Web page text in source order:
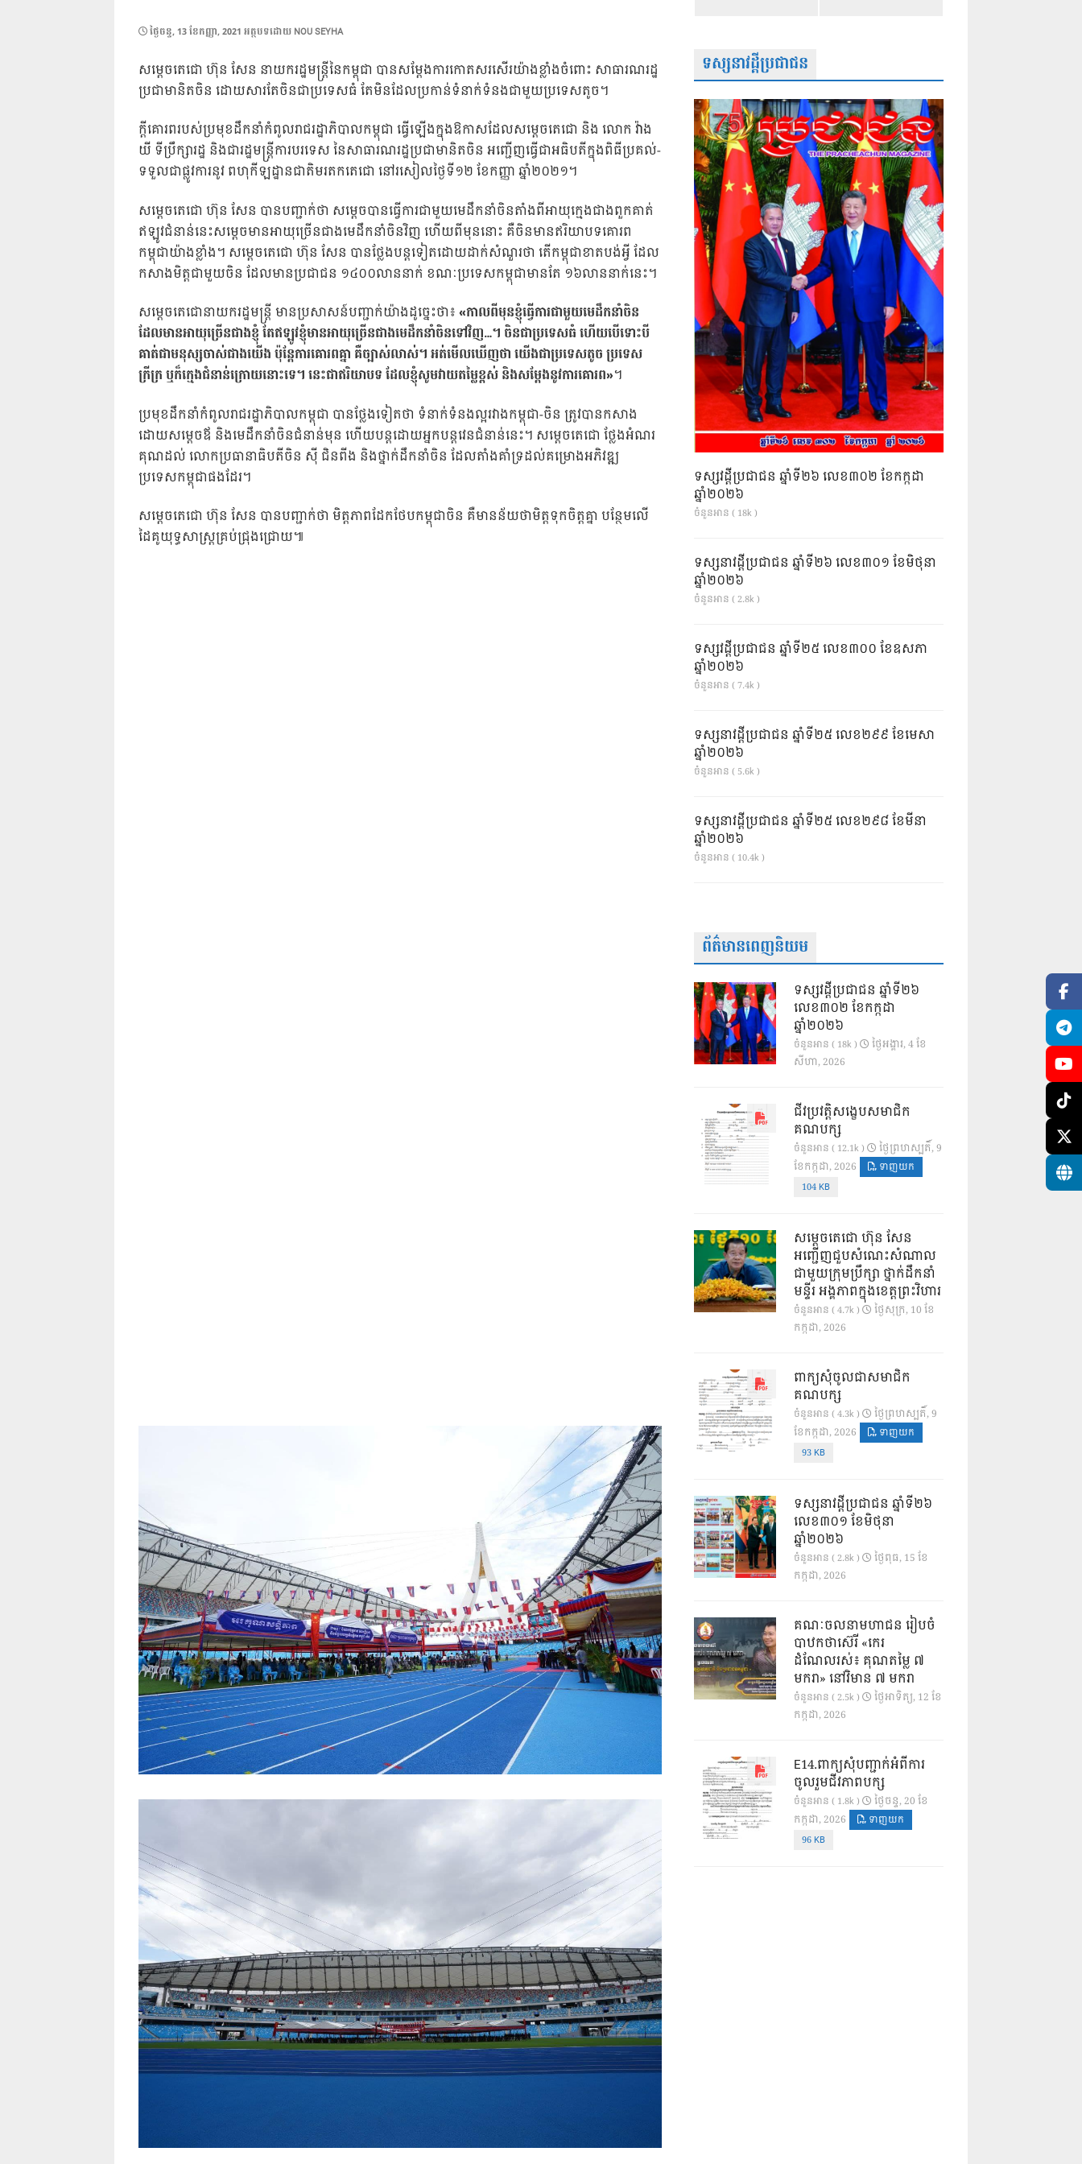
POSTED
ថ្ងៃ​ចន្ទ, 13 ខែ​កញ្ញា, 2021 អត្ថបទដោយ NOU SEYHA
សម្តេចតេជោ ហ៊ុន សែន នាយករដ្ឋមន្ត្រីនៃកម្ពុជា បានសម្តែងការកោតសរសើរយ៉ាងខ្លាំងចំពោះ សាធារណរដ្ឋ
ប្រជាមានិតចិន ដោយសារតែចិនជាប្រទេសធំ តែមិនដែលប្រកាន់ទំនាក់ទំនងជាមួយប្រទេសតូច។
ក្តីគោរពរបស់ប្រមុខដឹកនាំកំពូលរាជរដ្ឋាភិបាលកម្ពុជា ធ្វើឡើងក្នុងឱកាសដែលសម្តេចតេជោ និង លោក វ៉ាង
យី ទីប្រឹក្សារដ្ឋ និងជារដ្ឋមន្ត្រីការបរទេស នៃសាធារណរដ្ឋប្រជាមានិតចិន អញ្ជើញធ្វើជាអធិបតីក្នុងពិធីប្រគល់-
ទទួលជាផ្លូវការនូវ ពហុកីឡដ្ឋានជាតិមរតកតេជោ នៅរសៀលថ្ងៃទី១២ ខែកញ្ញា ឆ្នាំ២០២១។
សម្តេចតេជោ ហ៊ុន សែន បានបញ្ជាក់ថា សម្តេចបានធ្វើការជាមួយមេដឹកនាំចិនតាំងពីអាយុក្មេងជាងពួកគាត់
ឥឡូវជំនាន់នេះសម្តេចមានអាយុច្រើនជាងមេដឹកនាំចិនវិញ ហើយពីមុននោះ គឺចិនមានឥរិយាបទគោរព
កម្ពុជាយ៉ាងខ្លាំង។ សម្តេចតេជោ ហ៊ុន សែន បានថ្លែងបន្តទៀតដោយដាក់សំណួរថា តើកម្ពុជាខាតបង់អ្វី ដែល
កសាងមិត្តជាមួយចិន ដែលមានប្រជាជន ១៤០០លាននាក់ ខណៈប្រទេសកម្ពុជាមានតែ ១៦លាននាក់នេះ។
សម្តេចតេជោនាយករដ្ឋមន្ត្រី មានប្រសាសន៍បញ្ជាក់យ៉ាងដូច្នេះថា៖«កាលពីមុនខ្ញុំធ្វើការជាមួយមេដឹកនាំចិន
ដែលមានអាយុច្រើនជាងខ្ញុំ តែឥឡូវខ្ញុំមានអាយុច្រើនជាងមេដឹកនាំចិនទៅវិញ…។ ចិនជាប្រទេសធំ ហើយបើទោះបី
គាត់ជាមនុស្សចាស់ជាងយើង ប៉ុន្តែការគោរពគ្នា គឺច្បាស់លាស់។ អត់មើលឃើញថា យើងជាប្រទេសតូច ប្រទេស
ក្រីក្រ ឬក៏ក្មេងជំនាន់ក្រោយនោះទេ។ នេះជាឥរិយាបទ ដែលខ្ញុំសូមវាយតម្លៃខ្ពស់ និងសម្តែងនូវការគោរព»។
ប្រមុខដឹកនាំកំពូលរាជរដ្ឋាភិបាលកម្ពុជា បានថ្លែងទៀតថា ទំនាក់ទំនងល្អរវាងកម្ពុជា-ចិន ត្រូវបានកសាង
ដោយសម្តេចឪ និងមេដឹកនាំចិនជំនាន់មុន ហើយបន្តដោយអ្នកបន្តវេនជំនាន់នេះ។ សម្តេចតេជោ ថ្លែងអំណរ
គុណដល់ លោកប្រធានាធិបតីចិន ស៊ី ជិនពីង និងថ្នាក់ដឹកនាំចិន ដែលតាំងគាំទ្រដល់គម្រោងអភិវឌ្ឍ
ប្រទេសកម្ពុជាផងដែរ។
សម្តេចតេជោ ហ៊ុន សែន បានបញ្ជាក់ថា មិត្តភាពដែកថែបកម្ពុជាចិន គឺមានន័យថាមិត្តទុកចិត្តគ្នា បន្ថែមលើ
ដៃគូយុទ្ធសាស្រ្តគ្រប់ជ្រុងជ្រោយ៕
ទស្សនាវដ្តីប្រជាជន
ទស្សវដ្តីប្រជាជន ឆ្នាំទី២៦ លេខ៣០២ ខែកក្កដា
ឆ្នាំ២០២៦
ចំនួនអាន ( 18k )
ទស្សនាវដ្ដីប្រជាជន ឆ្នាំទី២៦ លេខ៣០១ ខែមិថុនា
ឆ្នាំ២០២៦
ចំនួនអាន ( 2.8k )
ទស្សវដ្តីប្រជាជន ឆ្នាំទី២៥ លេខ៣០០ ខែឧសភា
ឆ្នាំ២០២៦
ចំនួនអាន ( 7.4k )
ទស្សនាវដ្ដីប្រជាជន ឆ្នាំទី២៥ លេខ២៩៩ ខែមេសា
ឆ្នាំ២០២៦
ចំនួនអាន ( 5.6k )
ទស្សនាវដ្ដីប្រជាជន ឆ្នាំទី២៥ លេខ២៩៨ ខែមីនា
ឆ្នាំ២០២៦
ចំនួនអាន ( 10.4k )
ព័ត៌មានពេញនិយម
ទស្សវដ្តីប្រជាជន ឆ្នាំទី២៦
លេខ៣០២ ខែកក្កដា
ឆ្នាំ២០២៦
ចំនួនអាន ( 18k )
ថ្ងៃ​អង្គារ, 4 ខែ​
សីហា, 2026
ជីវប្រវត្តិសង្ខេបសមាជិក
គណបក្ស
ចំនួនអាន ( 12.1k )
ថ្ងៃ​ព្រហស្បតិ៍, 9
ខែ​កក្កដា, 2026
ទាញយក
104 KB
សម្តេចតេជោ ហ៊ុន សែន
អញ្ជើញជួបសំណេះសំណាល
ជាមួយក្រុមប្រឹក្សា ថ្នាក់ដឹកនាំ
មន្ទីរ អង្គភាពក្នុងខេត្តព្រះវិហារ
ចំនួនអាន ( 4.7k )
ថ្ងៃ​សុក្រ, 10 ខែ​
កក្កដា, 2026
ពាក្យសុំចូលជាសមាជិក
គណបក្ស
ចំនួនអាន ( 4.3k )
ថ្ងៃ​ព្រហស្បតិ៍, 9
ខែ​កក្កដា, 2026
ទាញយក
93 KB
ទស្សនាវដ្ដីប្រជាជន ឆ្នាំទី២៦
លេខ៣០១ ខែមិថុនា
ឆ្នាំ២០២៦
ចំនួនអាន ( 2.8k )
ថ្ងៃ​ពុធ, 15 ខែ​
កក្កដា, 2026
គណៈចលនាមហាជន រៀបចំ
បាឋកថាស៊េរី «កេរ
ដំណែលរស់៖ គុណតម្លៃ ៧
មករា» នៅវិមាន ៧ មករា
ចំនួនអាន ( 2.5k )
ថ្ងៃ​អាទិត្យ, 12 ខែ​
កក្កដា, 2026
E14.ពាក្យសុំបញ្ជាក់អំពីការ
ចូលរួមជីវភាពបក្ស
ចំនួនអាន ( 1.8k )
ថ្ងៃ​ចន្ទ, 20 ខែ​
កក្កដា, 2026
ទាញយក
96 KB